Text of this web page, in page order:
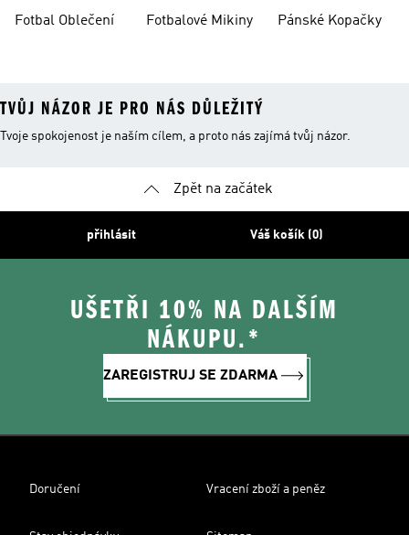
Fotbal Oblečení
Fotbalové Mikiny Pánské Kopačky
TVŮJ NÁZOR JE PRO NÁS DŮLEŽITÝ
Tvoje spokojenost je naším cílem, a proto nás zajímá tvůj názor.
Zpět na začátek
přihlásit Váš košík (0)
UŠETŘI 10% NA DALŠÍM
NÁKUPU.*
ZAREGISTRUJ SE ZDARMA
Doručení Vracení zboží a peněz